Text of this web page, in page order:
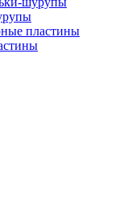
пластины